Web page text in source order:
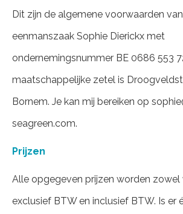
Dit zijn de algemene voorwaarden
eenmanszaak Sophie Dierickx met
ondernemingsnummer BE 0686 553
maatschappelijke zetel is
Bornem. Je kan mij bereiken op
seagreen.com.
Prijzen
Alle opgegeven prijzen worden zowel
exclusief BTW en inclusief BTW. Is er